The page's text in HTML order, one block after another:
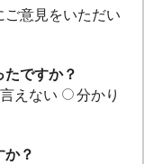
意見をいただい
ですか？
えない
分かり
？